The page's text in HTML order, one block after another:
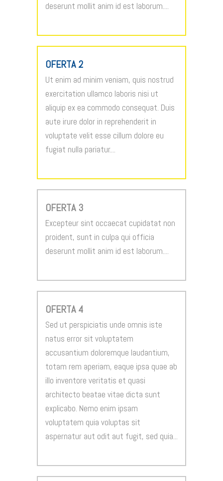
deserunt mollit anim id est laborum....
OFERTA 2
Ut enim ad minim veniam, quis nostrud
exercitation ullamco laboris nisi ut
aliquip ex ea commodo consequat. Duis
aute irure dolor in reprehenderit in
voluptate velit esse cillum dolore eu
fugiat nulla pariatur....
OFERTA 3
Excepteur sint occaecat cupidatat non
proident, sunt in culpa qui officia
deserunt mollit anim id est laborum....
OFERTA 4
Sed ut perspiciatis unde omnis iste
natus error sit voluptatem
accusantium doloremque laudantium,
totam rem aperiam, eaque ipsa quae ab
illo inventore veritatis et quasi
architecto beatae vitae dicta sunt
explicabo. Nemo enim ipsam
voluptatem quia voluptas sit
aspernatur aut odit aut fugit, sed quia...